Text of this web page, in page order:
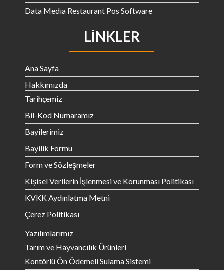
Data Medıa Restaurant Pos Software
LINKLER
Ana Sayfa
Hakkımızda
Tarihçemiz
Bil-Kod Numaramız
Bayilerimiz
Bayilik Formu
Form ve Sözleşmeler
Kişisel Verilerin İşlenmesi ve Korunması Politikası
KVKK Aydınlatma Metni
Çerez Politikası
Yazılımlarımız
Tarım ve Hayvancılık Ürünleri
Kontörlü Ön Ödemeli Sulama Sistemi